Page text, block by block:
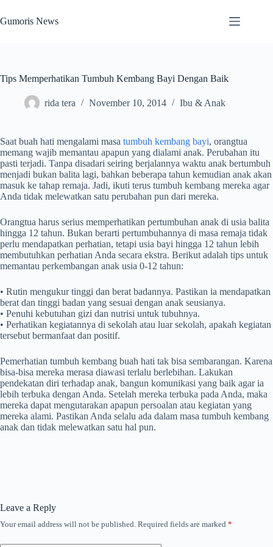
to
content
Gumoris News
Tips Memperhatikan Tumbuh Kembang Bayi Dengan Baik
rida tera November 10, 2014 Ibu & Anak
Saat buah hati mengalami masa tumbuh kembang bayi, orangtua
memang wajib memantau apapun yang dialami anak. Perubahan itu
pasti terjadi. Tanpa disadari seiring berjalannya waktu anak bertumbuh
menjadi bukan balita lagi, bahkan beberapa tahun kemudian anak akan
masuk ke tahap remaja. Jadi, ikuti terus tumbuh kembang mereka agar
Anda tidak melewatkan satu perubahan pun dari mereka.
Orangtua harus serius memperhatikan pertumbuhan anak di usia balita
hingga 12 tahun. Bukan berarti pertumbuhannya di masa remaja tidak
perlu mendapatkan perhatian, tetapi usia bayi hingga 12 tahun lebih
membutuhkan perhatian Anda secara ekstra. Berikut adalah tips untuk
memantau perkembangan anak usia 0-12 tahun:
• Rutin mengukur tinggi dan berat badannya. Pastikan ia mendapatkan
berat dan tinggi badan yang sesuai dengan anak seusianya.
• Penuhi kebutuhan gizi dan nutrisi untuk tubuhnya.
• Perhatikan kegiatannya di sekolah atau luar sekolah, apakah kegiatan
tersebut bermanfaat dan positif.
Pemerhatian tumbuh kembang buah hati tak bisa sembarangan. Karena
bisa-bisa mereka merasa diawasi terlalu berlebihan. Lakukan
pendekatan diri terhadap anak, bangun komunikasi yang baik agar ia
lebih terbuka dengan Anda. Setelah mereka terbuka pada Anda, maka
mereka dapat mengutarakan apapun persoalan atau kegiatan yang
mereka alami. Pastikan Anda selalu ada dalam masa tumbuh kembang
anak dan tidak melewatkan satu hal pun.
Leave a Reply
Your email address will not be published. Required fields are marked *